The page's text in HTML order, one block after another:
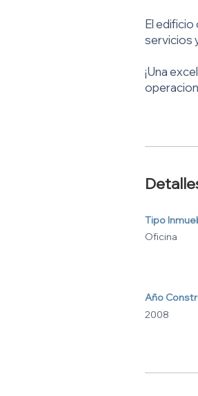
El
servicios
¡Una
Tipo
Oficina
Año
2008